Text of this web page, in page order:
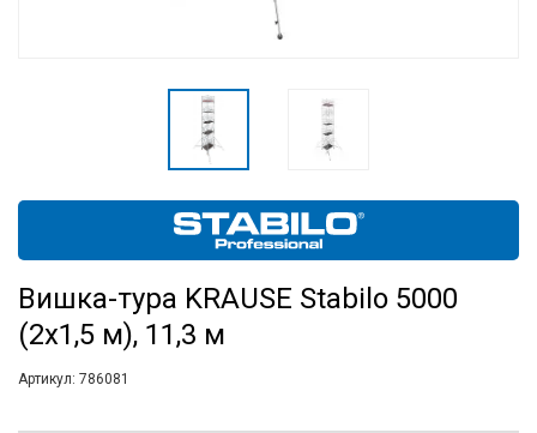
Вишка-тура KRAUSE Stabilo 5000
(2х1,5 м), 11,3 м
Артикул: 786081